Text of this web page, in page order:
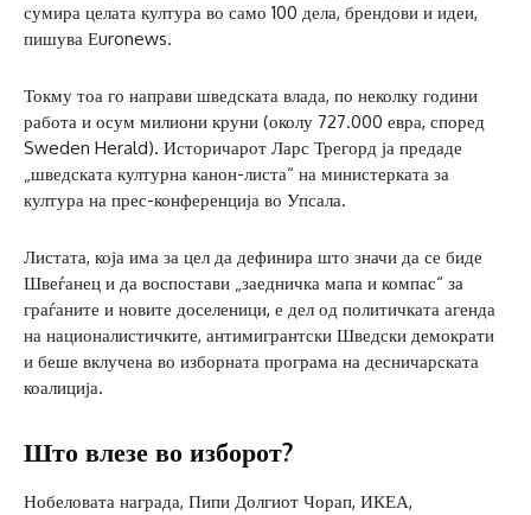
сумира целата култура во само 100 дела, брендови и идеи,
пишува Еuronews.
Токму тоа го направи шведската влада, по неколку години
работа и осум милиони круни (околу 727.000 евра, според
Sweden Herald). Историчарот Ларс Трегорд ја предаде
„шведската културна канон-листа“ на министерката за
култура на прес-конференција во Упсала.
Листата, која има за цел да дефинира што значи да се биде
Швеѓанец и да воспостави „заедничка мапа и компас“ за
граѓаните и новите доселеници, е дел од политичката агенда
на националистичките, антимигрантски Шведски демократи
и беше вклучена во изборната програма на десничарската
коалиција.
Што влезе во изборот?
Нобеловата награда, Пипи Долгиот Чорап, ИКЕА,